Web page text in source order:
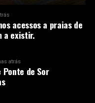
acessos a praias de
a existir.
atrás
Ponte de Sor